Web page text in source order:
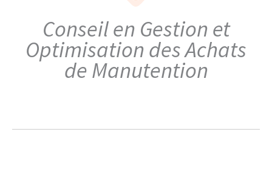
Conseil en Gestion et
Optimisation des Achats
de Manutention